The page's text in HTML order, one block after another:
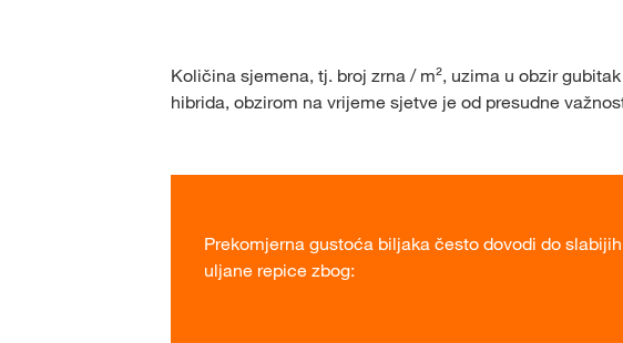
Količina sjemena, tj. broj zrna / m², uzima u obzir
hibrida, obzirom na vrijeme sjetve je od presudne
Prekomjerna gustoća biljaka često dovodi do
uljane repice zbog: